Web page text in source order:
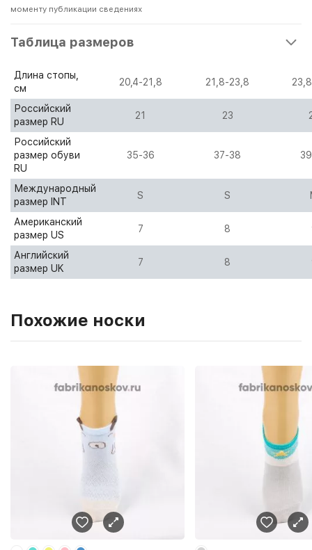
моменту публикации сведениях
Таблица размеров
Длина стопы,
см
20,4-21,8 21,8-23,8
Российский
размер RU
21 23
Российский
размер обуви
RU
35-36 37-38
Международный
размер INT
S S
Американский
размер US
7 8
Английский
размер UK
7 8
Похожие носки